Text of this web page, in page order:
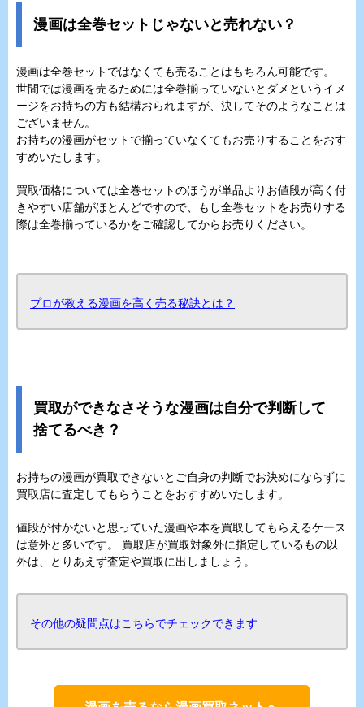
漫画は全巻セットじゃないと売れない？
漫画は全巻セットではなくても売ることはもちろん可能です。
世間では漫画を売るためには全巻揃っていないとダメというイメ
ージをお持ちの方も結構おられますが、決してそのようなことは
ございません。
お持ちの漫画がセットで揃っていなくてもお売りすることをおす
すめいたします。
買取価格については全巻セットのほうが単品よりお値段が高く付
きやすい店舗がほとんどですので、もし全巻セットをお売りする
際は全巻揃っているかをご確認してからお売りください。
プロが教える漫画を高く売る秘訣とは？
買取ができなさそうな漫画は自分で判断して
捨てるべき？
お持ちの漫画が買取できないとご自身の判断でお決めにならずに
買取店に査定してもらうことをおすすめいたします。
値段が付かないと思っていた漫画や本を買取してもらえるケース
は意外と多いです。 買取店が買取対象外に指定しているもの以
外は、とりあえず査定や買取に出しましょう。
その他の疑問点はこちらでチェックできます